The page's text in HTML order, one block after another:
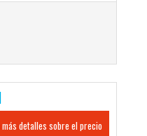
más detalles sobre el precio